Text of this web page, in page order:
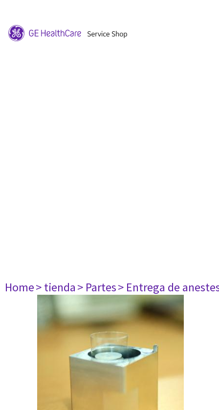
Home> tienda> Partes> Entrega de